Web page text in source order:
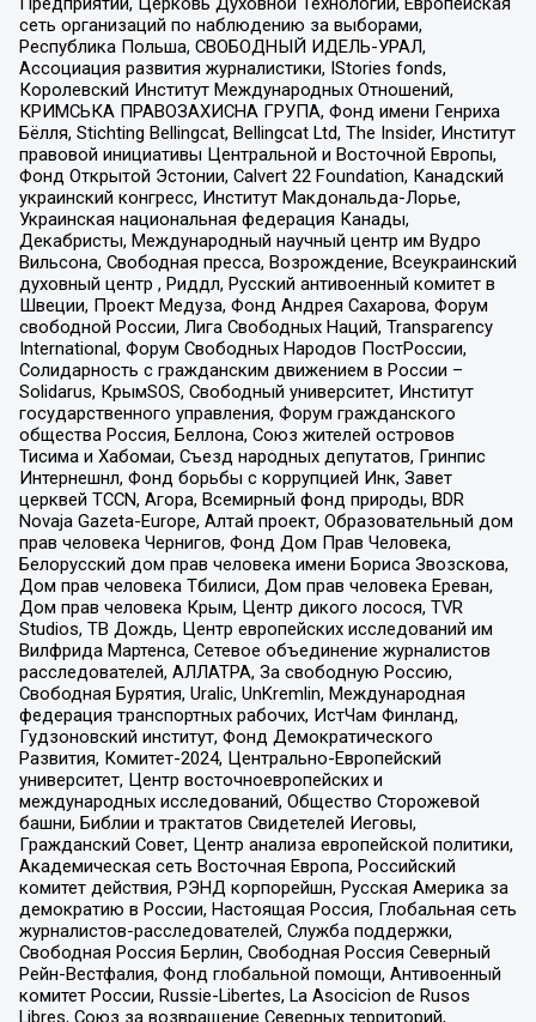
сеть организаций по наблюдению за выборами,
Республика Польша, СВОБОДНЫЙ ИДЕЛЬ-УРАЛ,
Ассоциация развития журналистики, IStories fonds,
Королевский Институт Международных Отношений,
КРИМСЬКА ПРАВОЗАХИСНА ГРУПА, Фонд имени Генриха
Бёлля, Stichting Bellingcat, Bellingcat Ltd, The Insider, Институт
правовой инициативы Центральной и Восточной Европы,
Фонд Открытой Эстонии, Calvert 22 Foundation, Канадский
украинский конгресс, Институт Макдональда-Лорье,
Украинская национальная федерация Канады,
Декабристы, Международный научный центр им Вудро
Вильсона, Свободная пресса, Возрождение, Всеукраинский
духовный центр , Риддл, Русский антивоенный комитет в
Швеции, Проект Медуза, Фонд Андрея Сахарова, Форум
свободной России, Лига Свободных Наций, Transparеncy
International, Форум Свободных Народов ПостРоссии,
Солидарность с гражданским движением в России –
Solidarus, КрымSOS, Свободный университет, Институт
государственного управления, Форум гражданского
общества Россия, Беллона, Союз жителей островов
Тисима и Хабомаи, Съезд народных депутатов, Гринпис
Интернешнл, Фонд борьбы с коррупцией Инк, Завет
церквей TCCN, Агора, Всемирный фонд природы, BDR
Novaja Gazeta-Europe, Алтай проект, Образовательный дом
прав человека Чернигов, Фонд Дом Прав Человека,
Белорусский дом прав человека имени Бориса Звозскова,
Дом прав человека Тбилиси, Дом прав человека Ереван,
Дом прав человека Крым, Центр дикого лосося, TVR
Studios, ТВ Дождь, Центр европейских исследований им
Вилфрида Мартенса, Сетевое объединение журналистов
расследователей, АЛЛАТРА, За свободную Россию,
Свободная Бурятия, Uralic, UnKremlin, Международная
федерация транспортных рабочих, ИстЧам Финланд,
Гудзоновский институт, Фонд Демократического
Развития, Комитет-2024, Центрально-Европейский
университет, Центр восточноевропейских и
международных исследований, Общество Сторожевой
башни, Библии и трактатов Свидетелей Иеговы,
Гражданский Совет, Центр анализа европейской политики,
Академическая сеть Восточная Европа, Российский
комитет действия, РЭНД корпорейшн, Русская Америка за
демократию в России, Настоящая Россия, Глобальная сеть
журналистов-расследователей, Служба поддержки,
Свободная Россия Берлин, Свободная Россия Северный
Рейн-Вестфалия, Фонд глобальной помощи, Антивоенный
комитет России, Russie-Libertes, La Asocicion de Rusos
Libres, Союз за возвращение Северных территорий,